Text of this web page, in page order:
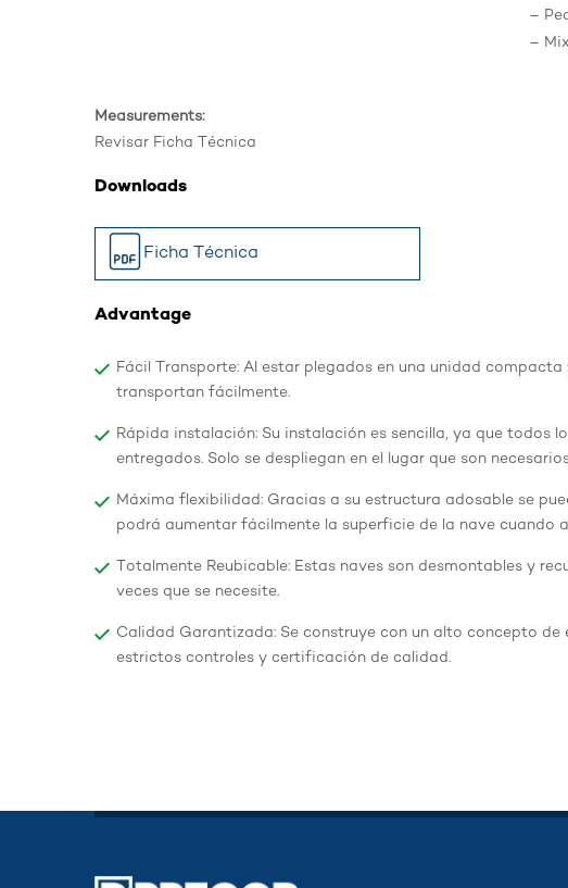
–
–
Measurements:
Revisar Ficha Técnica
Downloads
Ficha Técnica
Advantage
Fácil Transporte: Al estar plegados en una unidad
transportan fácilmente.
Rápida instalación: Su instalación es sencilla, ya que todos
entregados. Solo se despliegan en el lugar que son
Máxima flexibilidad: Gracias a su estructura adosable se
podrá aumentar fácilmente la superficie de la nave cuando
Totalmente Reubicable: Estas naves son desmontables y
veces que se necesite.
Calidad Garantizada: Se construye con un alto concepto
estrictos controles y certificación de calidad.